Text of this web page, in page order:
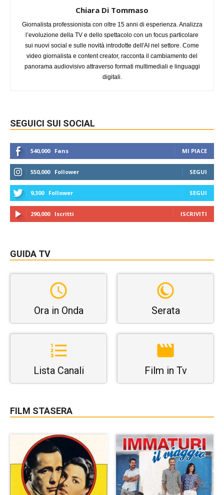
Chiara Di Tommaso
Giornalista professionista con oltre 15 anni di esperienza. Analizza
l’evoluzione della TV e dello spettacolo con un focus particolare
sui nuovi social e sulle novità introdotte dell'AI nel settore. Come
video giornalista e content creator, racconta il cambiamento del
panorama audiovisivo attraverso formati multimediali e linguaggi
digitali.
SEGUICI SUI SOCIAL
540,000 Fans MI PIACE
550,000 Follower SEGUI
9,300 Follower SEGUI
290,000 Iscritti ISCRIVITI
GUIDA TV
Ora in Onda Serata
Lista Canali Film in Tv
FILM STASERA